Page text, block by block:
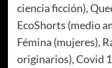
ciencia ficción),
EcoShorts (medio
Fémina (mujeres),
originarios), Covid